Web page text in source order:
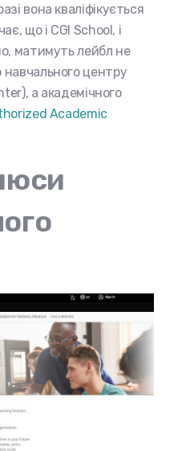
вона кваліфікується
що і CGI School, і
матимуть лейбл не
навчального центру
а академічного
Academic